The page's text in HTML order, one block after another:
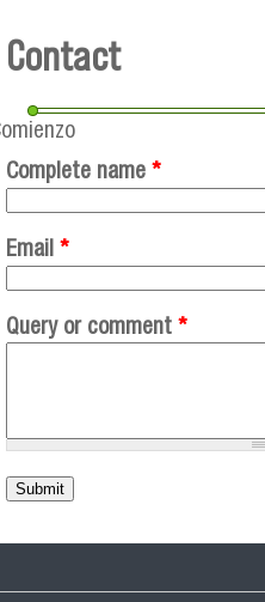
Contact
Complete name *
Email *
Query or comment *